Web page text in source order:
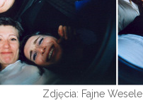
Zdjęcia: Fajne Wesele